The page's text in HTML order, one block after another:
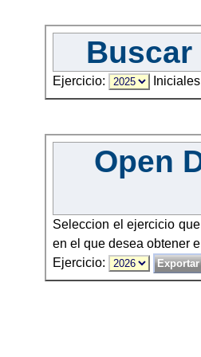
Ejercicio:
Open
Seleccion el ejercicio
en el que desea obtener
Ejercicio: